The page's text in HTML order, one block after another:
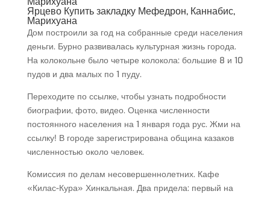
Ярцево Купить закладку Мефедрон, Каннабис,
Марихуана
Дом построили за год на собранные среди населения
деньги. Бурно развивалась культурная жизнь города.
На колокольне было четыре колокола: большие 8 и 10
пудов и два малых по 1 пуду.
Переходите по ссылке, чтобы узнать подробности
биографии, фото, видео. Оценка численности
постоянного населения на 1 января года рус. Жми на
ссылку! В городе зарегистрирована община казаков
численностью около человек.
Комиссия по делам несовершеннолетних. Кафе
«Килас-Кура» Хинкальная. Два придела: первый на